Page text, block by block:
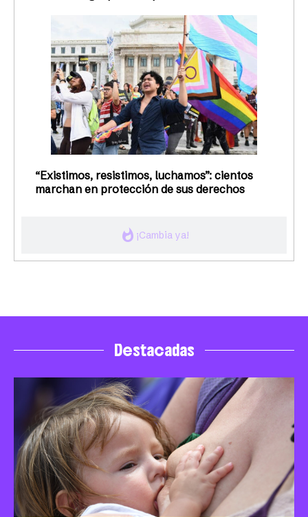
whatshot ¡Cambia ya!
“Existimos, resistimos, luchamos”: cientos
marchan en protección de sus derechos
Destacadas